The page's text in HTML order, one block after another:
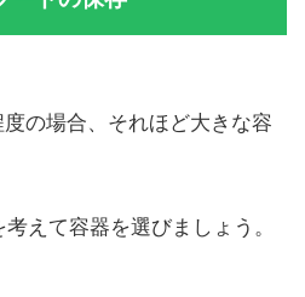
の場合、それほど大きな容
えて容器を選びましょう。